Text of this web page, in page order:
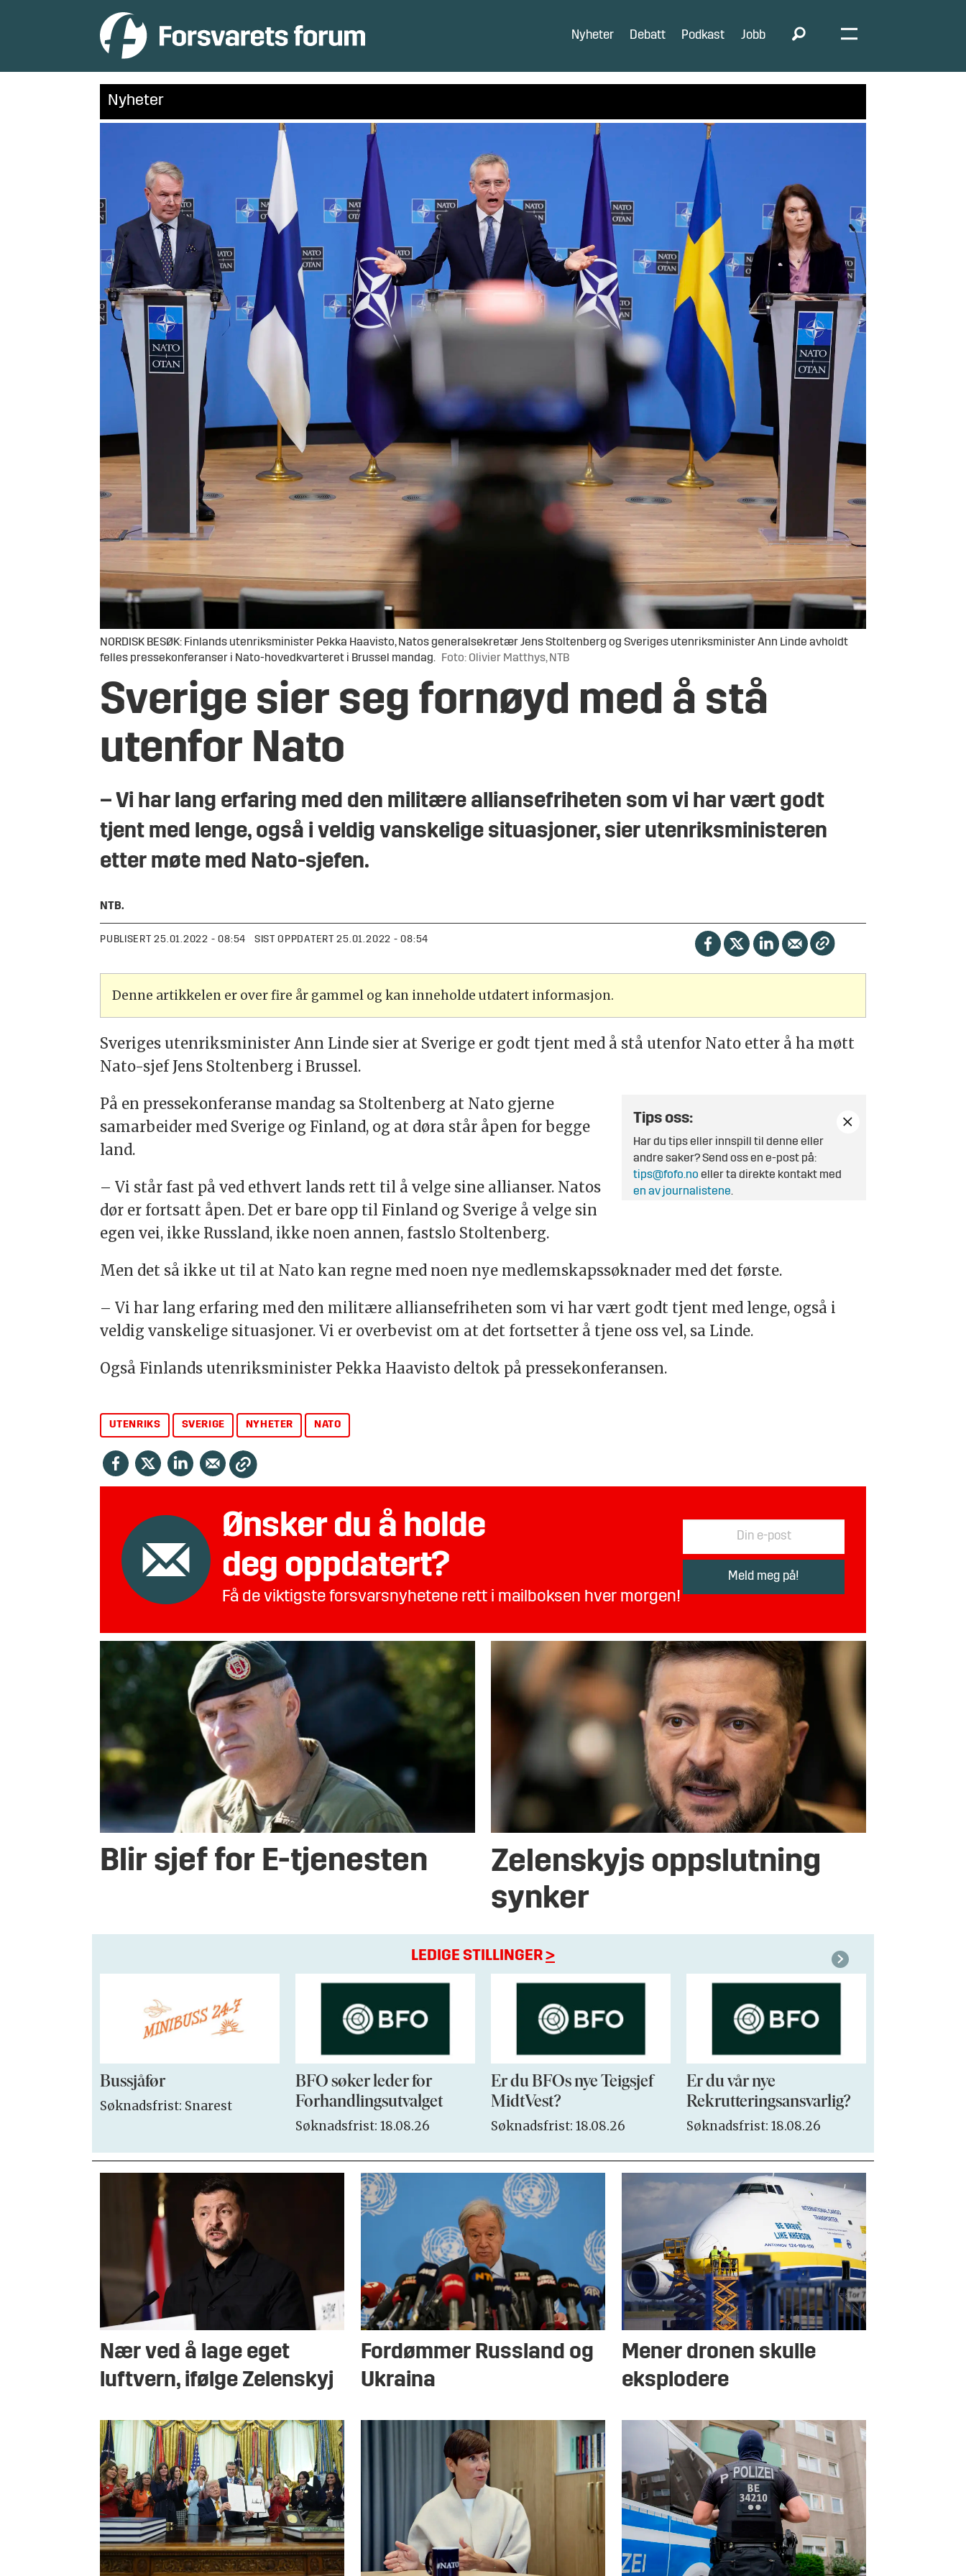
Nyheter Debatt Podkast Jobb
Nyheter
NORDISK BESØK: Finlands utenriksminister Pekka Haavisto, Natos generalsekretær Jens Stoltenberg og Sveriges utenriksminister Ann Linde avholdt
felles pressekonferanser i Nato-hovedkvarteret i Brussel mandag.
Foto: Olivier Matthys, NTB
Sverige sier seg fornøyd med å stå
utenfor Nato
– Vi har lang erfaring med den militære alliansefriheten som vi har vært godt
tjent med lenge, også i veldig vanskelige situasjoner, sier utenriksministeren
etter møte med Nato-sjefen.
NTB.
PUBLISERT 25.01.2022 - 08:54 SIST OPPDATERT 25.01.2022 - 08:54
Denne artikkelen er over fire år gammel og kan inneholde utdatert informasjon.
Sveriges utenriksminister Ann Linde sier at Sverige er godt tjent med å stå utenfor Nato etter å ha møtt
Nato-sjef Jens Stoltenberg i Brussel.
Tips oss:
Har du tips eller innspill til denne eller
andre saker? Send oss en e-post på:
tips@fofo.no eller ta direkte kontakt med
en av journalistene.
På en pressekonferanse mandag sa Stoltenberg at Nato gjerne
samarbeider med Sverige og Finland, og at døra står åpen for begge
land.
– Vi står fast på ved ethvert lands rett til å velge sine allianser. Natos
dør er fortsatt åpen. Det er bare opp til Finland og Sverige å velge sin
egen vei, ikke Russland, ikke noen annen, fastslo Stoltenberg.
Men det så ikke ut til at Nato kan regne med noen nye medlemskapssøknader med det første.
– Vi har lang erfaring med den militære alliansefriheten som vi har vært godt tjent med lenge, også i
veldig vanskelige situasjoner. Vi er overbevist om at det fortsetter å tjene oss vel, sa Linde.
Også Finlands utenriksminister Pekka Haavisto deltok på pressekonferansen.
UTENRIKS SVERIGE NYHETER NATO
Ønsker du å holde
deg oppdatert?
Få de viktigste forsvarsnyhetene rett i mailboksen hver morgen!
Blir sjef for E-tjenesten
Zelenskyjs oppslutning
synker
LEDIGE STILLINGER>
Bussjåfør
Søknadsfrist: Snarest
BFO søker leder for
Forhandlingsutvalget
Søknadsfrist: 18.08.26
Er du BFOs nye Teigsjef
MidtVest?
Søknadsfrist: 18.08.26
Er du vår nye
Rekrutteringsansvarlig?
Søknadsfrist: 18.08.26
Nær ved å lage eget
luftvern, ifølge Zelenskyj
Fordømmer Russland og
Ukraina
Mener dronen skulle
eksplodere